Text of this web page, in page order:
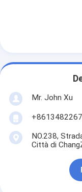
Mr. John Xu
NO.238,
Città di